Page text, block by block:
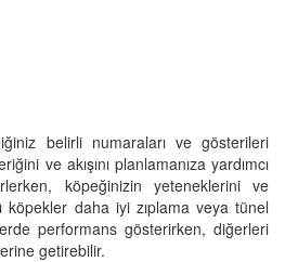
belirli numaraları ve gösterileri
ve akışını planlamanıza yardımcı
köpeğinizin yeteneklerini ve
köpekler daha iyi zıplama veya tünel
performans gösterirken, diğerleri
getirebilir.